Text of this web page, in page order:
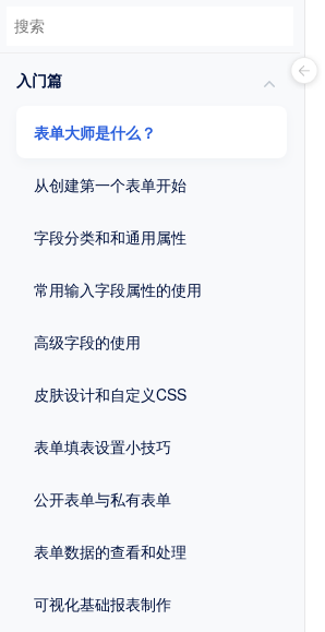
入门篇
表单大师是什么？
从创建第一个表单开始
字段分类和和通用属性
常用输入字段属性的使用
高级字段的使用
皮肤设计和自定义CSS
表单填表设置小技巧
公开表单与私有表单
表单数据的查看和处理
可视化基础报表制作